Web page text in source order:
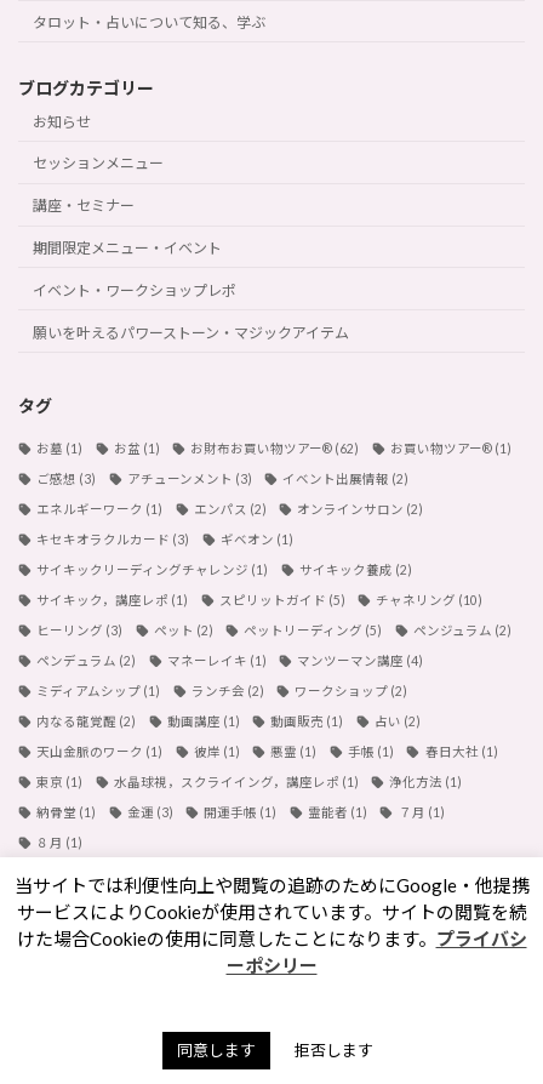
タロット・占いについて知る、学ぶ
ブログカテゴリー
お知らせ
セッションメニュー
講座・セミナー
期間限定メニュー・イベント
イベント・ワークショップレポ
願いを叶えるパワーストーン・マジックアイテム
タグ
お墓 (1) お盆 (1) お財布お買い物ツアー®︎ (62) お買い物ツアー®︎(1)
ご感想 (3) アチューンメント (3) イベント出展情報 (2)
エネルギーワーク (1) エンパス (2) オンラインサロン (2)
キセキオラクルカード (3) ギベオン (1)
サイキックリーディングチャレンジ (1) サイキック養成 (2)
サイキック，講座レポ (1) スピリットガイド (5) チャネリング (10)
ヒーリング (3) ペット (2) ペットリーディング (5) ペンジュラム (2)
ペンデュラム (2) マネーレイキ (1) マンツーマン講座 (4)
ミディアムシップ (1) ランチ会 (2) ワークショップ (2)
内なる龍覚醒 (2) 動画講座 (1) 動画販売 (1) 占い (2)
天山金脈のワーク (1) 彼岸 (1) 悪霊 (1) 手帳 (1) 春日大社 (1)
東京 (1) 水晶球視，スクライイング，講座レポ (1) 浄化方法 (1)
納骨堂 (1) 金運 (3) 開運手帳 (1) 霊能者 (1) ７月 (1)
８月 (1)
検索
当サイトでは利便性向上や閲覧の追跡のためにGoogle・他提携
サービスによりCookieが使用されています。サイトの閲覧を続
けた場合Cookieの使用に同意したことになります。 プライバシ
ーポシリー
同意します 拒否します